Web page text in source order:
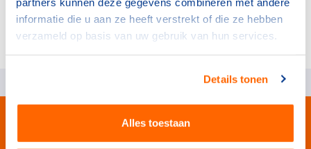
informatie die u aan ze heeft verstrekt of die ze hebben
verzameld op basis van uw gebruik van hun services.
Details tonen
Alles toestaan
3.9 Verzekeringen